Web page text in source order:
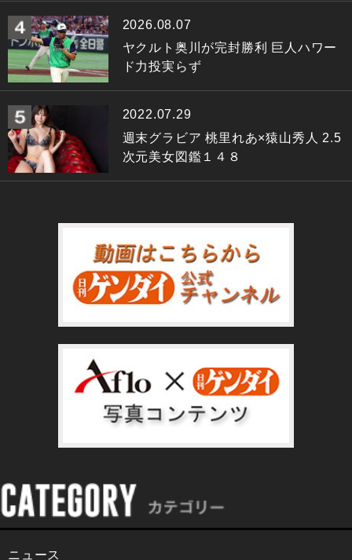
2026.08.07
ヤクルト奥川が完封勝利 巨人ハワー
ド力投実らず
2022.07.29
週末グラビア 桃里れあ×猿山秀人 2.5
次元美女図鑑１４８
ニュース